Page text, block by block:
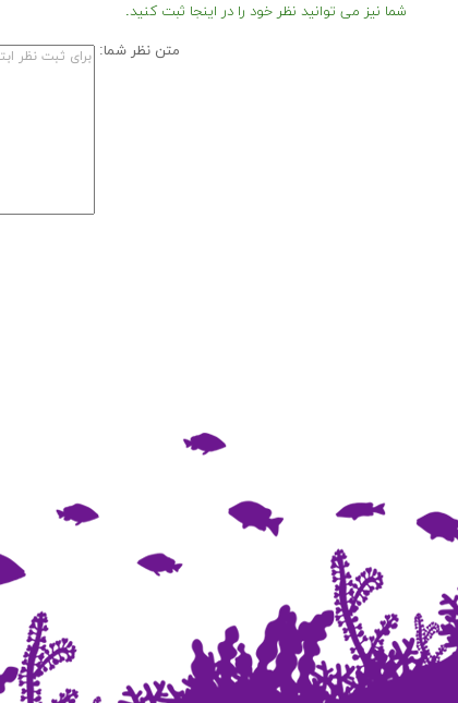
شما نیز می توانید نظر خود را در اینجا ثبت کنید.
متن نظر شما: